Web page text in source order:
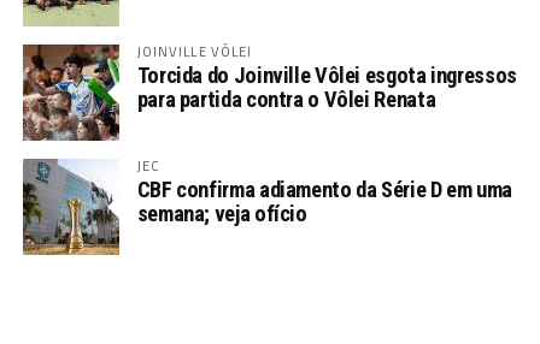
JOINVILLE VÔLEI
Torcida do Joinville Vôlei esgota ingressos
para partida contra o Vôlei Renata
JEC
CBF confirma adiamento da Série D em uma
semana; veja ofício